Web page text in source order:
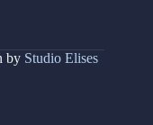
by Studio Elises